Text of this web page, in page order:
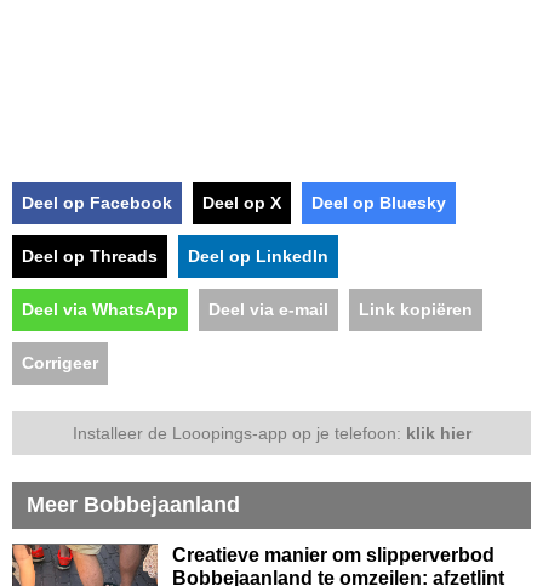
Deel op Facebook Deel op X Deel op Bluesky
Deel op Threads Deel op LinkedIn
Deel via WhatsApp Deel via e-mail Link kopiëren
Corrigeer
Installeer de Looopings-app op je telefoon: klik hier
Meer Bobbejaanland
Creatieve manier om slipperverbod
Bobbejaanland te omzeilen: afzetlint